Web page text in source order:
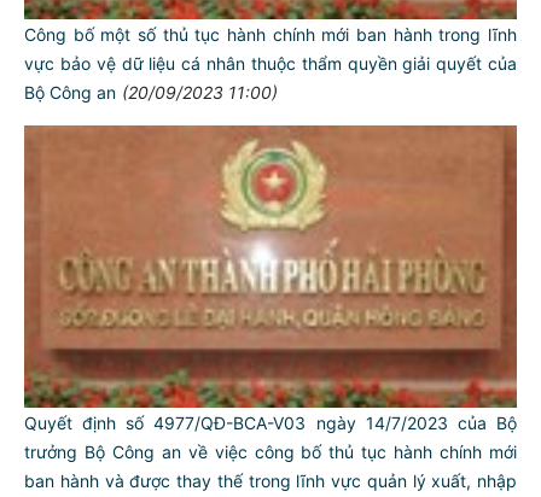
Công bố một số thủ tục hành chính mới ban hành trong lĩnh
vực bảo vệ dữ liệu cá nhân thuộc thẩm quyền giải quyết của
Bộ Công an (20/09/2023 11:00)
Quyết định số 4977/QĐ-BCA-V03 ngày 14/7/2023 của Bộ
trưởng Bộ Công an về việc công bố thủ tục hành chính mới
ban hành và được thay thế trong lĩnh vực quản lý xuất, nhập